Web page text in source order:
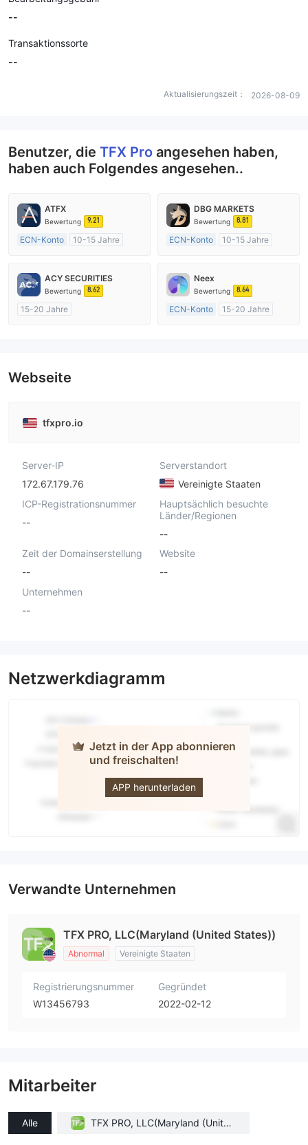
--
Transaktionssorte
--
Aktualisierungszeit： 2026-08-09
Benutzer, die TFX Pro angesehen haben,
haben auch Folgendes angesehen..
ATFX
Bewertung 9.21
ECN-Konto
10-15 Jahre
Market Making (MM)
MT4-Volllizenz
DBG MARKETS
Bewertung 8.81
ECN-Konto
10-15 Jahre
Market Making (MM)
MT4-Volllizenz
ACY SECURITIES
Bewertung 8.62
15-20 Jahre
Neex
Bewertung 8.64
ECN-Konto
15-20 Jahre
Webseite
tfxpro.io
Server-IP
172.67.179.76
Serverstandort
Vereinigte Staaten
ICP-Registrationsnummer
--
Hauptsächlich besuchte
Länder/Regionen
--
Zeit der Domainserstellung
--
Website
--
Unternehmen
--
Netzwerkdiagramm
Jetzt in der App abonnieren
und freischalten!
APP herunterladen
TFX Pro
Verwandte Unternehmen
TFX PRO, LLC(Maryland (United States))
Abnormal Vereinigte Staaten
Registrierungsnummer
W13456793
Gegründet
2022-02-12
Mitarbeiter
Alle
TFX PRO, LLC(Maryland (United